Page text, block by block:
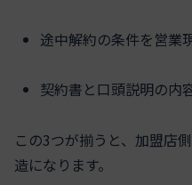
途中解約の条件を営業
契約書と口頭説明の内
この3つが揃うと、加盟店
造になります。